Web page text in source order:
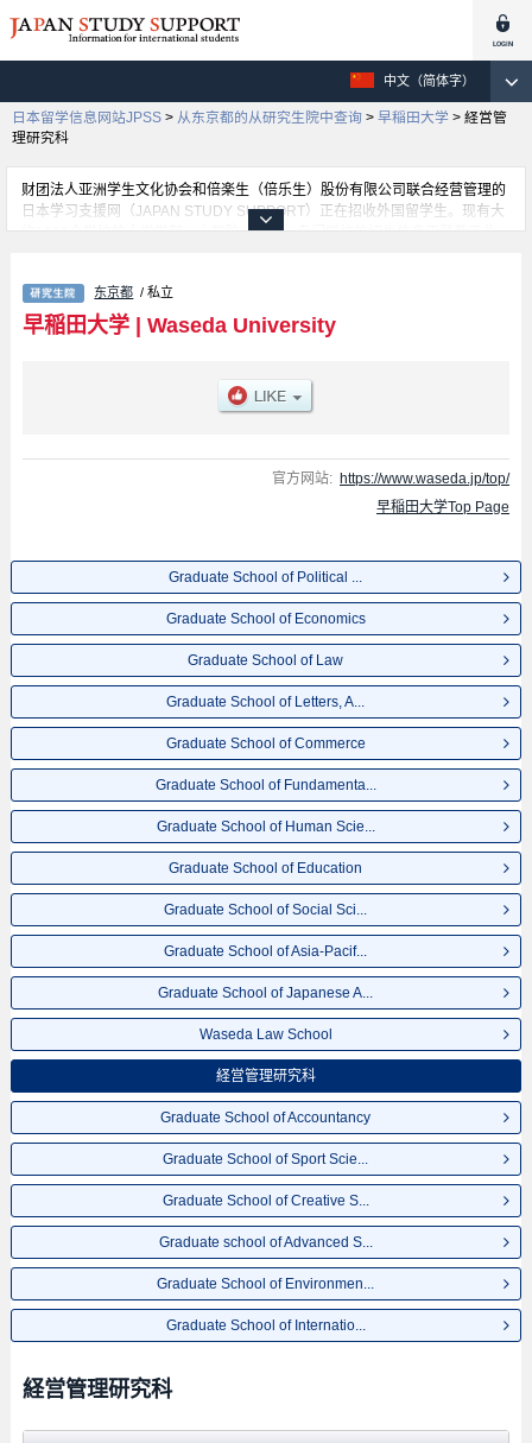
中文（简体字）
日本留学信息网站JPSS > 从东京都的从研究生院中查询 > 早稲田大学 > 経営管
理研究科
财团法人亚洲学生文化协会和倍楽生（倍乐生）股份有限公司联合经营管理的
日本学习支援网（JAPAN STUDY SUPPORT）正在招收外国留学生。现有大
约1300个学校的大学学部、大学院、短大、专门学校的招生信息正登载于此
Science、Graduate School of Economics、Graduate School of Law、
Graduate School of Letters, Arts and Sciences、Graduate School of
Commerce、Graduate School of Fundamental Science and Engineering、
Graduate School of Social Sciences、Graduate School of Asia-Pacific
Studies、Graduate School of Japanese Applied Linguistics、Waseda Law
Engineering、Graduate school of Advanced Science and Engineering、
Graduate School of Environment and Energy Engineering、Graduate
School of International Culture and Communication Studies等各研究科的不
东京都 / 私立
早稲田大学| Waseda University
官方网站: https://www.waseda.jp/top/
早稲田大学Top Page
Graduate School of Political ...
Graduate School of Economics
Graduate School of Law
Graduate School of Letters, A...
Graduate School of Commerce
Graduate School of Fundamenta...
Graduate School of Human Scie...
Graduate School of Education
Graduate School of Social Sci...
Graduate School of Asia-Pacif...
Graduate School of Japanese A...
Waseda Law School
経営管理研究科
Graduate School of Accountancy
Graduate School of Sport Scie...
Graduate School of Creative S...
Graduate school of Advanced S...
Graduate School of Environmen...
Graduate School of Internatio...
経営管理研究科